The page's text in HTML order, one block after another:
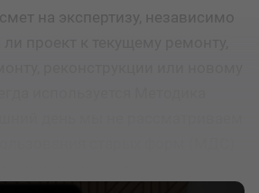
на экспертизу, независимо